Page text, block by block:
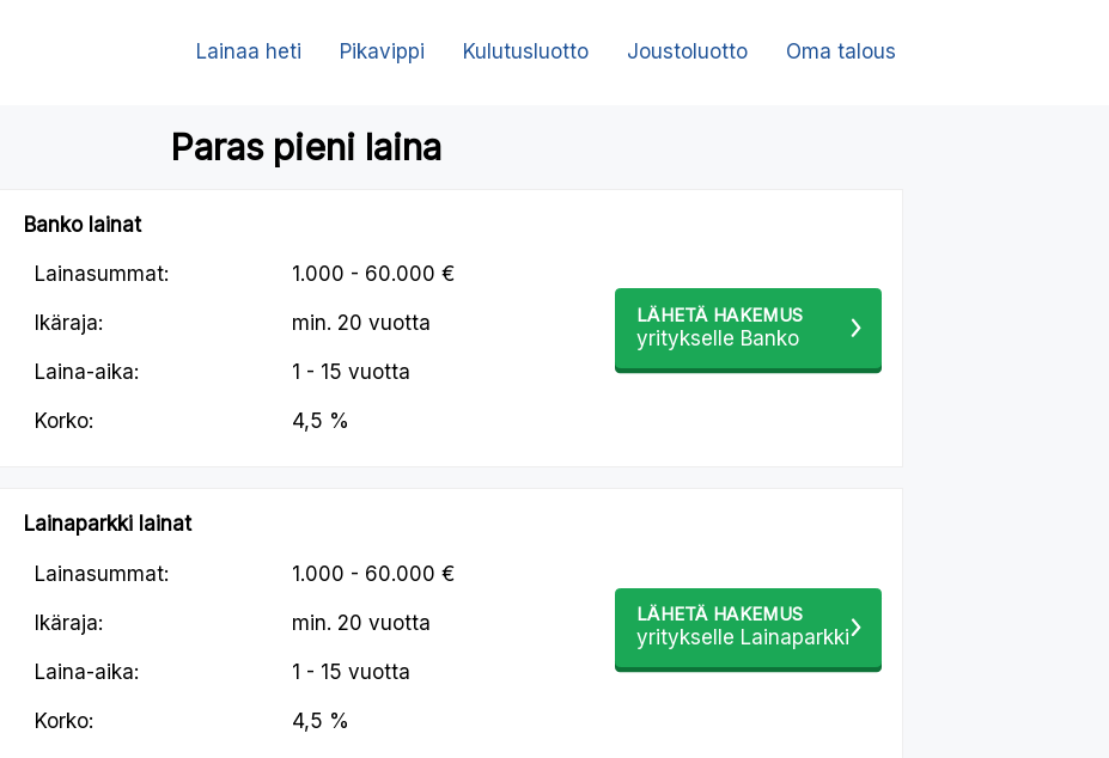
Lainaa heti Pikavippi Kulutusluotto Joustoluotto Oma talous
Paras pieni laina
Banko lainat
Lainasummat: 1.000 - 60.000 €
Ikäraja: min. 20 vuotta
Laina-aika: 1 - 15 vuotta
Korko: 4,5 %
LÄHETÄ HAKEMUS
yritykselle Banko
Lainaparkki lainat
Lainasummat: 1.000 - 60.000 €
Ikäraja: min. 20 vuotta
Laina-aika: 1 - 15 vuotta
Korko: 4,5 %
LÄHETÄ HAKEMUS
yritykselle Lainaparkki